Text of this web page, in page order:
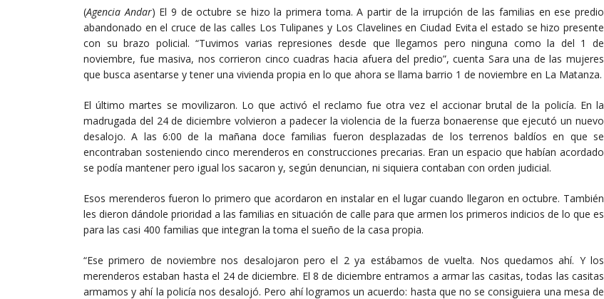
(Agencia Andar) El 9 de octubre se hizo la primera toma. A partir de la irrupción de las familias en ese predio
abandonado en el cruce de las calles Los Tulipanes y Los Clavelines en Ciudad Evita el estado se hizo presente
con su brazo policial. “Tuvimos varias represiones desde que llegamos pero ninguna como la del 1 de
noviembre, fue masiva, nos corrieron cinco cuadras hacia afuera del predio”, cuenta Sara una de las mujeres
que busca asentarse y tener una vivienda propia en lo que ahora se llama barrio 1 de noviembre en La Matanza.
El último martes se movilizaron. Lo que activó el reclamo fue otra vez el accionar brutal de la policía. En la
madrugada del 24 de diciembre volvieron a padecer la violencia de la fuerza bonaerense que ejecutó un nuevo
desalojo. A las 6:00 de la mañana doce familias fueron desplazadas de los terrenos baldíos en que se
encontraban sosteniendo cinco merenderos en construcciones precarias. Eran un espacio que habían acordado
se podía mantener pero igual los sacaron y, según denuncian, ni siquiera contaban con orden judicial.
Esos merenderos fueron lo primero que acordaron en instalar en el lugar cuando llegaron en octubre. También
les dieron dándole prioridad a las familias en situación de calle para que armen los primeros indicios de lo que es
para las casi 400 familias que integran la toma el sueño de la casa propia.
“Ese primero de noviembre nos desalojaron pero el 2 ya estábamos de vuelta. Nos quedamos ahí. Y los
merenderos estaban hasta el 24 de diciembre. El 8 de diciembre entramos a armar las casitas, todas las casitas
armamos y ahí la policía nos desalojó. Pero ahí logramos un acuerdo: hasta que no se consiguiera una mesa de